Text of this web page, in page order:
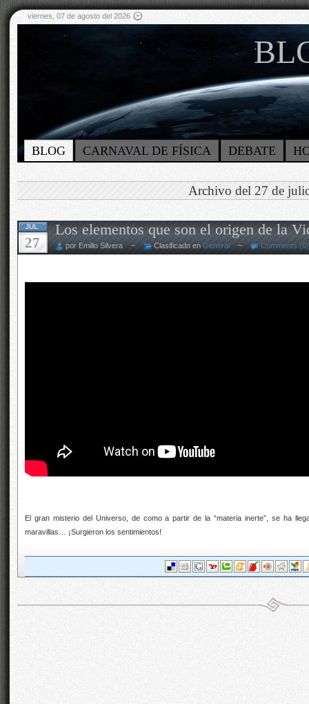
viernes, 07 de agosto del 2026
BLOG CARNAVAL DE FÍSICA DEBATE
Archivo del 27 de
JUL
27
Los elementos que son el origen de la
por Emilio Silvera ~ Clasificado en General ~ Comments (0)
El gran misterio del Universo, de como a partir de la “materia inerte”, se ha
maravillas… ¡Surgieron los sentimientos!